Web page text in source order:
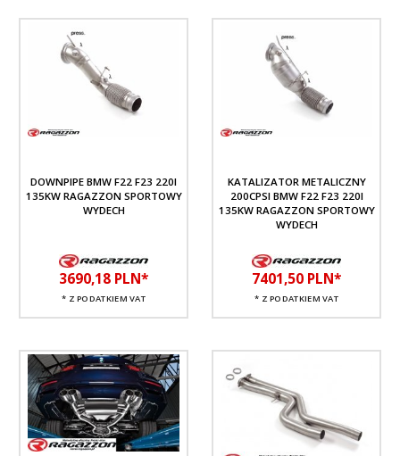
DOWNPIPE BMW F22 F23 220I
135KW RAGAZZON SPORTOWY
WYDECH
3690,18 PLN*
* Z PODATKIEM VAT
KATALIZATOR METALICZNY
200CPSI BMW F22 F23 220I
135KW RAGAZZON SPORTOWY
WYDECH
7401,50 PLN*
* Z PODATKIEM VAT